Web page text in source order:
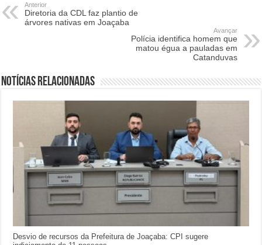
Anterior
Diretoria da CDL faz plantio de
árvores nativas em Joaçaba
Avançar
Polícia identifica homem que
matou égua a pauladas em
Catanduvas
Notícias relacionadas
Desvio de recursos da Prefeitura de Joaçaba: CPI sugere